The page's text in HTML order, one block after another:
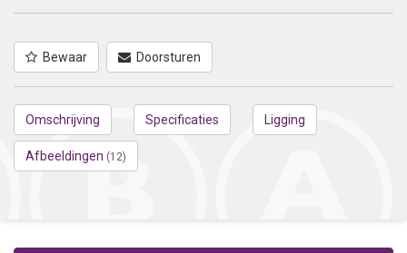
Bewaar Doorsturen
Omschrijving Specificaties Ligging
Afbeeldingen (12)